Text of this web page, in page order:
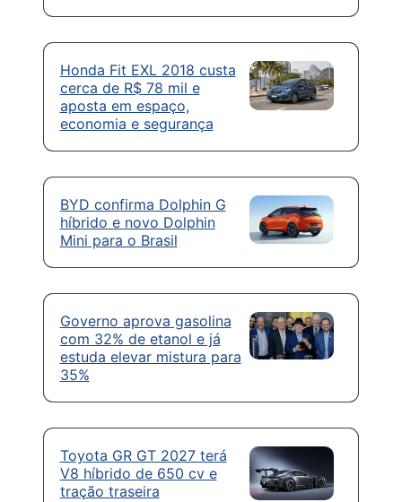
Honda Fit EXL 2018 custa
cerca de R$ 78 mil e
aposta em espaço,
economia e segurança
BYD confirma Dolphin G
híbrido e novo Dolphin
Mini para o Brasil
Governo aprova gasolina
com 32% de etanol e já
estuda elevar mistura para
35%
Toyota GR GT 2027 terá
V8 híbrido de 650 cv e
tração traseira